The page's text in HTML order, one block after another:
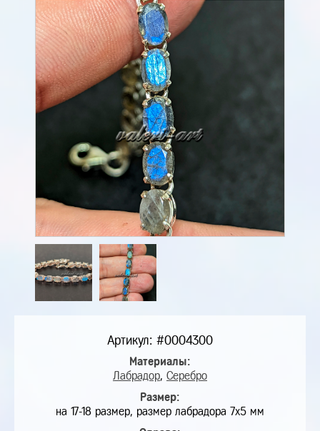
Артикул: #0004300
Материалы:
Лабрадор, Серебро
Размер:
на 17-18 размер, размер лабрадора 7х5 мм